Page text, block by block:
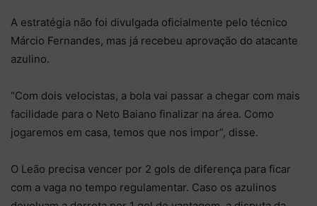
A estratégia não foi divulgada oficialmente pelo técnico
Márcio Fernandes, mas já recebeu aprovação do atacante
azulino.
“Com dois velocistas, a bola vai passar a chegar com mais
facilidade para o Neto Baiano finalizar na área. Como
jogaremos em casa, temos que nos impor”, disse.
O Leão precisa vencer por 2 gols de diferença para ficar
com a vaga no tempo regulamentar. Caso os azulinos